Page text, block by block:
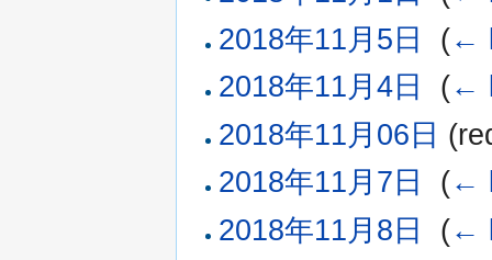
2018年11月5日
(←
2018年11月4日
(←
2018年11月06日
2018年11月7日
(←
2018年11月8日
(←